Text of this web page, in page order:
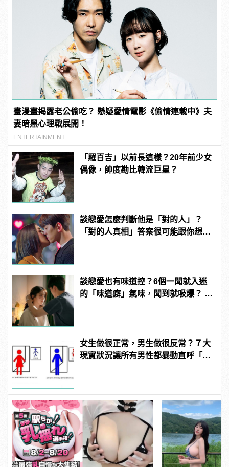
畫漫畫揭露老公偷吃？ 懸疑愛情電影《偷情連載中》夫
妻暗黑心理戰展開！
ENTERTAINMENT
「羅百吉」以前長這樣？20年前少女
偶像，帥度勘比韓流巨星？
談戀愛怎麼判斷他是「對的人」？
「對的人真相」答案很可能跟你想得
談戀愛也有味道控？6個一聞就入迷
的「味道癖」氣味，聞到就吸爆？ |
女生做很正常，男生做很反常？７大
現實狀況讓所有男性都暴動直呼「不